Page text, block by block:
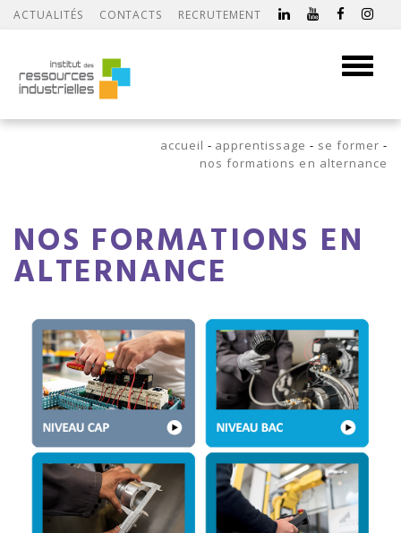
ACTUALITÉS CONTACTS RECRUTEMENT
Toggle
accueil apprentissage
se former
nos formations en alternance
NOS FORMATIONS EN
ALTERNANCE